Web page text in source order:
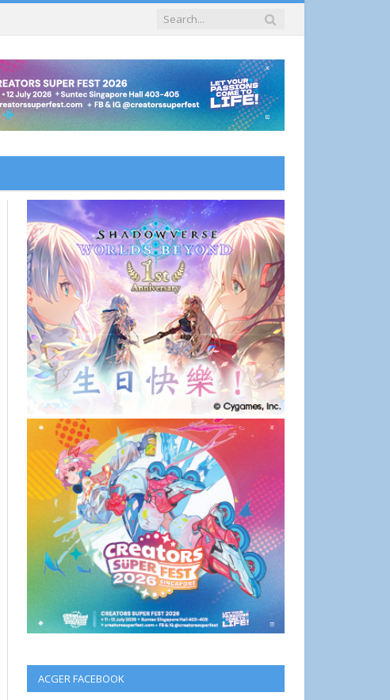
ACGER FACEBOOK